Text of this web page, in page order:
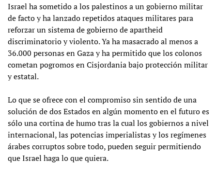
Israel ha sometido a los palestinos a un gobierno militar
de facto y ha lanzado repetidos ataques militares para
reforzar un sistema de gobierno de apartheid
discriminatorio y violento. Ya ha masacrado al menos a
36.000 personas en Gaza y ha permitido que los colonos
cometan pogromos en Cisjordania bajo protección militar
y estatal.
Lo que se ofrece con el compromiso sin sentido de una
solución de dos Estados en algún momento en el futuro es
sólo una cortina de humo tras la cual los gobiernos a nivel
internacional, las potencias imperialistas y los regímenes
árabes corruptos sobre todo, pueden seguir permitiendo
que Israel haga lo que quiera.